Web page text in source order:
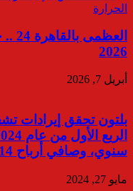
2026
أبريل 7, 2026
سنوي، وصافي أرباح 514 مليون جنيه عن نفس الفترة
مايو 27, 2024